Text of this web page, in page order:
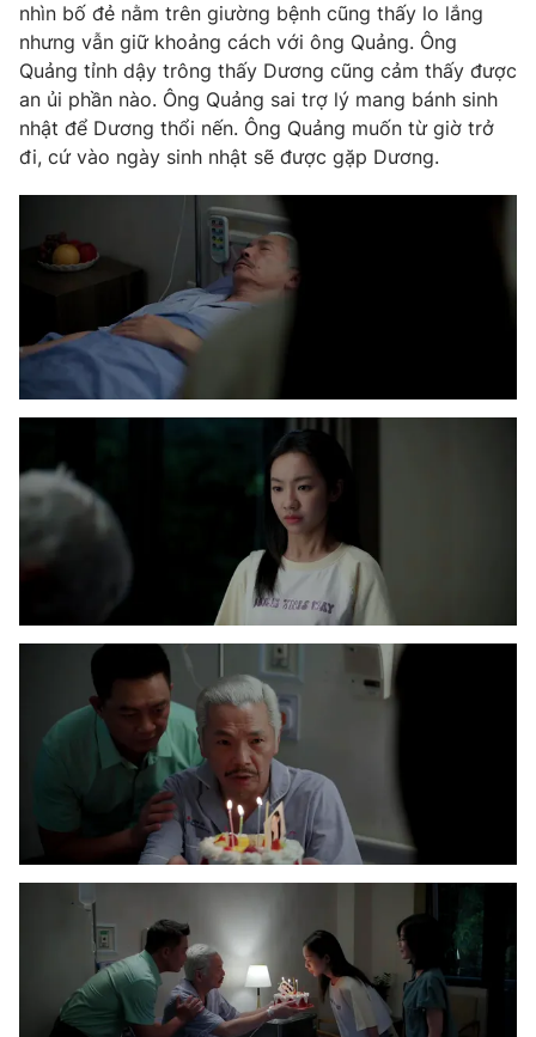
nhìn bố đẻ nằm trên giường bệnh cũng thấy lo lắng
nhưng vẫn giữ khoảng cách với ông Quảng. Ông
Quảng tỉnh dậy trông thấy Dương cũng cảm thấy được
an ủi phần nào. Ông Quảng sai trợ lý mang bánh sinh
nhật để Dương thổi nến. Ông Quảng muốn từ giờ trở
đi, cứ vào ngày sinh nhật sẽ được gặp Dương.